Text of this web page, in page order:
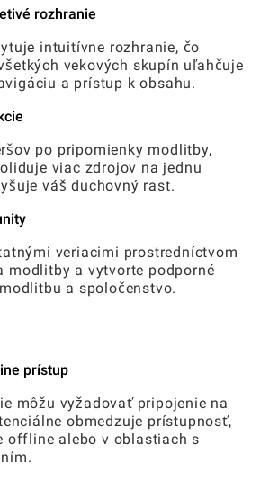
rozhranie
intuitívne rozhranie, čo
vekových skupín uľahčuje
a prístup k obsahu.
po pripomienky modlitby,
viac zdrojov na jednu
váš duchovný rast.
veriacimi prostredníctvom
modlitby a vytvorte podporné
a spoločenstvo.
prístup
môžu vyžadovať pripojenie na
obmedzuje prístupnosť,
offline alebo v oblastiach s